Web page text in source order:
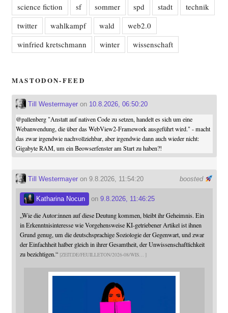
science fiction sf sommer spd stadt
technik
twitter
wahlkampf wald
web2.0
winfried kretschmann
winter wissenschaft
MASTODON-FEED
Till Westermayeron 10.8.2026, 06:50:20
@pallenberg"Anstatt auf nativen Code zu setzen, handelt es sich um eine
Webanwendung, die über das WebView2-Framework ausgeführt wird." - macht
das zwar irgendwie nachvollziehbar, aber irgendwie dann auch wieder nicht:
Gigabyte RAM, um ein Beowserfenster am Start zu haben?!
boosted
Till Westermayeron 9.8.2026, 11:54:20
Katharina Nocun on 9.8.2026, 11:46:25
„Wie die Autor:innen auf diese Deutung kommen, bleibt ihr Geheimnis. Ein
in Erkenntnisinteresse wie Vorgehensweise KI-getriebener Artikel ist ihnen
Grund genug, um die deutschsprachige Soziologie der Gegenwart, und zwar
der Einfachheit halber gleich in ihrer Gesamtheit, der Unwissenschaftlichkeit
zu bezichtigen.“ ZEIT.DE/FEUILLETON/2026-08/WIS